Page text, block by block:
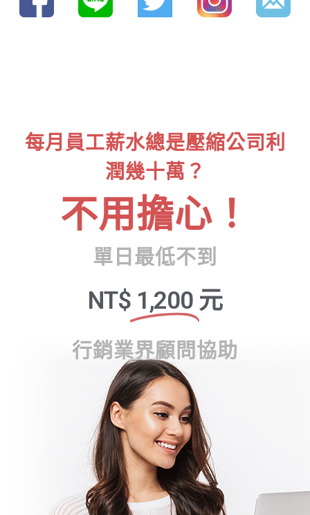
每月員工薪水總是壓縮公司利
潤幾十萬？
不用擔心！
單日最低不到
NT$ 1,200 元
行銷業界顧問協助